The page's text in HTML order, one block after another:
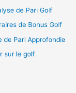
de Pari Golf
de Bonus Golf
de Pari Approfondie
sur le golf